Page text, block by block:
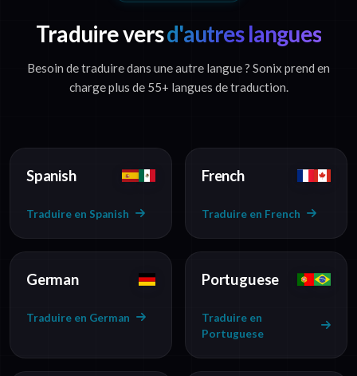
Traduire versd'autres langues
Besoin de traduire dans une autre langue ? Sonix prend en
charge plus de 55+ langues de traduction.
Spanish
Traduire en Spanish
French
Traduire en French
German
Traduire en German
Portuguese
Traduire en
Portuguese